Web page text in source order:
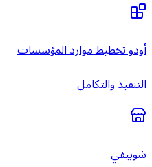
أودو تخطيط موارد المؤسسات
التنفيذ والتكامل
شوبيفي